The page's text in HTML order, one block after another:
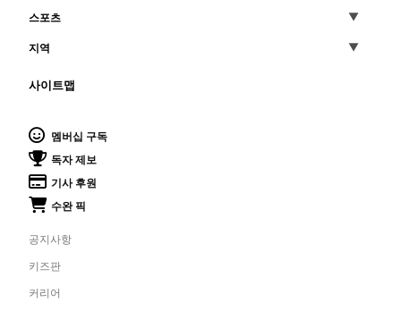
스포츠
지역
사이트맵
멤버십 구독
독자 제보
기사 후원
수완 픽
공지사항
키즈판
커리어